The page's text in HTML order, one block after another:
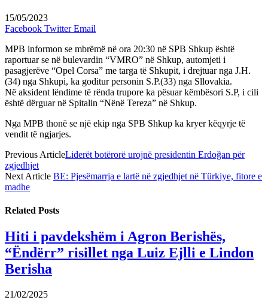
15/05/2023
Facebook Twitter Email
MPB informon se mbrëmë në ora 20:30 në SPB Shkup është
raportuar se në bulevardin “VMRO” në Shkup, automjeti i
pasagjerëve “Opel Corsa” me targa të Shkupit, i drejtuar nga J.H.
(34) nga Shkupi, ka goditur personin S.P.(33) nga Sllovakia.
Në aksident lëndime të rënda trupore ka pësuar këmbësori S.P, i cili
është dërguar në Spitalin “Nënë Tereza” në Shkup.
Nga MPB thonë se një ekip nga SPB Shkup ka kryer këqyrje të
vendit të ngjarjes.
Previous ArticleLiderët botërorë urojnë presidentin Erdoğan për
zgjedhjet
Next Article BE: Pjesëmarrja e lartë në zgjedhjet në Türkiye, fitore e
madhe
Related Posts
Hiti i pavdekshëm i Agron Berishës,
“Ëndërr” risillet nga Luiz Ejlli e Lindon
Berisha
21/02/2025